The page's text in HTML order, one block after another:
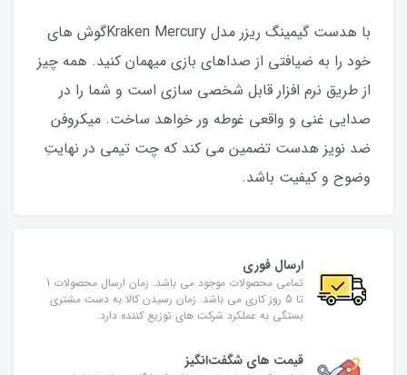
با هدست گیمینگ ریزر مدل Kraken Mercuryگوش های
خود را به ضیافتی از صداهای بازی میهمان کنید. همه چیز
از طریق نرم افزار قابل شخصی سازی است و شما را در
صدایی غنی و واقعی غوطه ور خواهد ساخت. میکروفن
ضد نویز هدست تضمین می کند که چت تیمی در نهایتِ
وضوح و کیفیت باشد.
ارسال فوری
تمامی محصولات موجود می باشد. زمان ارسال محصولات 1
تا 5 روز کاری می باشد. زمان رسیدن کالا به دست مشتری
بستگی به عملکرد شرکت های توزیع کننده دارد.
قیمت های شگفت‌انگیز